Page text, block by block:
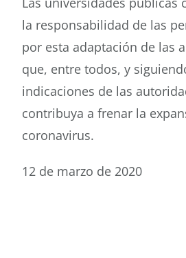
la responsabilidad de las
por esta adaptación de las
que, entre todos, y
indicaciones de las
contribuya a frenar la
coronavirus.
12 de marzo de 2020